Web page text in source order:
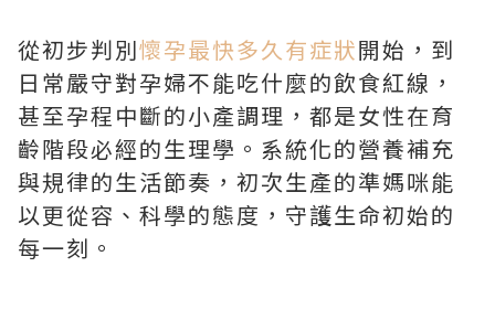
從初步判別懷孕最快多久有症狀開始，到
日常嚴守對孕婦不能吃什麼的飲食紅線，
甚至孕程中斷的小產調理，都是女性在育
齡階段必經的生理學。系統化的營養補充
與規律的生活節奏，初次生產的準媽咪能
以更從容、科學的態度，守護生命初始的
每一刻。